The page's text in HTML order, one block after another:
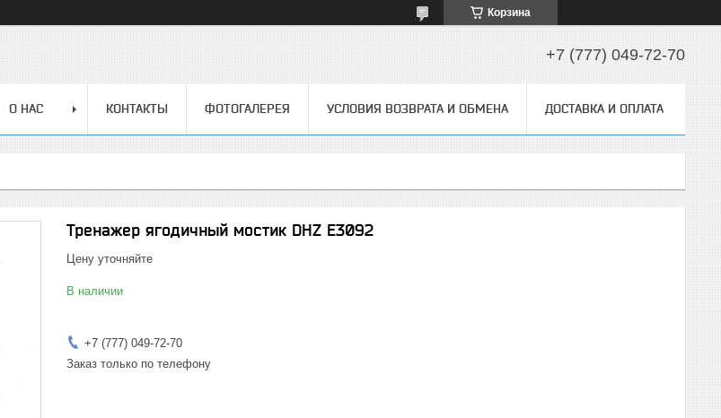
Корзина
+7 (777) 049-72-70
О НАС КОНТАКТЫ ФОТОГАЛЕРЕЯ УСЛОВИЯ ВОЗВРАТА И ОБМЕНА ДОСТАВКА И ОПЛАТА
Тренажер ягодичный мостик DHZ E3092
Цену уточняйте
В наличии
+7 (777) 049-72-70
Заказ только по телефону